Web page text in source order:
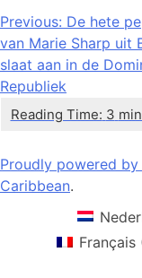
Bericht
navigatie
Previous: De hete
van Marie Sharp uit
slaat aan in de
Republiek
Proudly powered by
Caribbean.
Français